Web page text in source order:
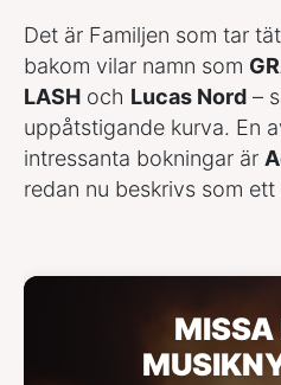
Det är Familjen som tar
bakom vilar namn som
LASH och Lucas Nord –
uppåtstigande kurva. En
intressanta bokningar är
redan nu beskrivs som
MISSA